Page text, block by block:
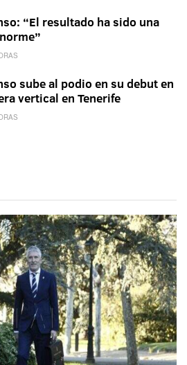
“El resultado ha sido una
sube al podio en su debut en
vertical en Tenerife